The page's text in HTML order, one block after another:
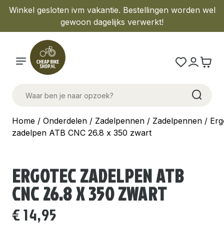
Winkel gesloten ivm vakantie. Bestellingen worden wel
gewoon dagelijks verwerkt!
Home / Onderdelen / Zadelpennen / Zadelpennen /
zadelpen ATB CNC 26.8 x 350 zwart
ERGOTEC ZADELPEN ATB
CNC 26.8 X 350 ZWART
€14,95